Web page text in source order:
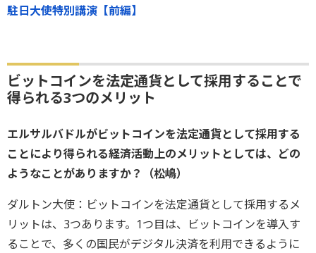
駐日大使特別講演【前編】
ビットコインを法定通貨として採用することで
得られる3つのメリット
エルサルバドルがビットコインを法定通貨として採用する
ことにより得られる経済活動上のメリットとしては、どの
ようなことがありますか？（松嶋）
ダルトン大使：ビットコインを法定通貨として採用するメ
リットは、3つあります。1つ目は、ビットコインを導入す
ることで、多くの国民がデジタル決済を利用できるように